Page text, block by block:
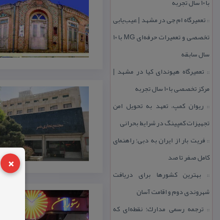
×
:: تعمیرگاه ام جی در مشهد | عیب‌یابی
تخصصی و تعمیرات حرفه‌ای MG با ۱۰
سال سابقه
:: تعمیرگاه هیوندای كیا در مشهد |
مركز تخصصی با ۱۰ سال تجربه
:: ریوان كمپ، تعهد به تحویل امن
تجهیزات كمپینگ در شرایط بحرانی
:: فریت بار از ایران به دبی؛ راهنمای
كامل صفر تا صد
:: بهترین كشورها برای دریافت
شهروندی دوم و اقامت آسان
:: ترجمه رسمی مدارك؛ نقطه‌ای كه